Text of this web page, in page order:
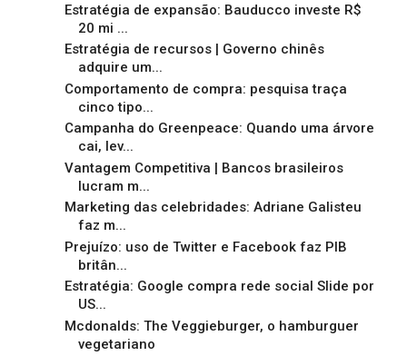
Estratégia de expansão: Bauducco investe R$
20 mi ...
Estratégia de recursos | Governo chinês
adquire um...
Comportamento de compra: pesquisa traça
cinco tipo...
Campanha do Greenpeace: Quando uma árvore
cai, lev...
Vantagem Competitiva | Bancos brasileiros
lucram m...
Marketing das celebridades: Adriane Galisteu
faz m...
Prejuízo: uso de Twitter e Facebook faz PIB
britân...
Estratégia: Google compra rede social Slide por
US...
Mcdonalds: The Veggieburger, o hamburguer
vegetariano